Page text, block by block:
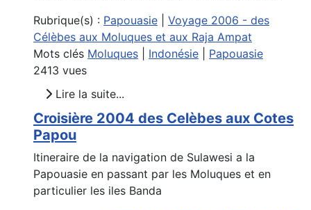
Rubrique(s) : Papouasie
Voyage 2006 - des
Célèbes aux Moluques et aux Raja Ampat
Mots clés Moluques Indonésie
Papouasie
2413 vues
Lire la suite...
Croisière 2004 des Celèbes aux Cotes
Papou
Itineraire de la navigation de Sulawesi a la
Papouasie en passant par les Moluques et en
particulier les iles Banda